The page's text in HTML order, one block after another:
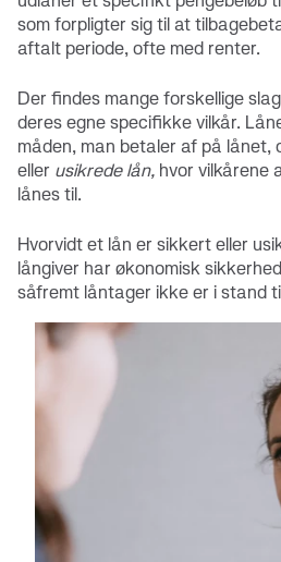
som forpligter sig til at
aftalt periode, ofte med renter.
Der findes mange forskellige
deres egne specifikke vilkår.
måden, man betaler af på lånet,
eller usikrede lån, hvor vilkårene
lånes til.
Hvorvidt et lån er sikkert eller
långiver har økonomisk
såfremt låntager ikke er i stand